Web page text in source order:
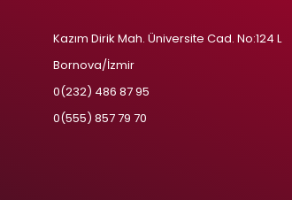
Kazım Dirik Mah. Üniversite Cad. No:124 L
Bornova/İzmir
0(232) 486 87 95
0(555) 857 79 70